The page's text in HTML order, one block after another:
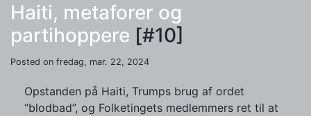
Haiti, metaforer og
partihoppere [#10]
Posted on fredag, mar. 22, 2024
Opstanden på Haiti, Trumps brug af ordet
“blodbad”, og Folketingets medlemmers ret til at